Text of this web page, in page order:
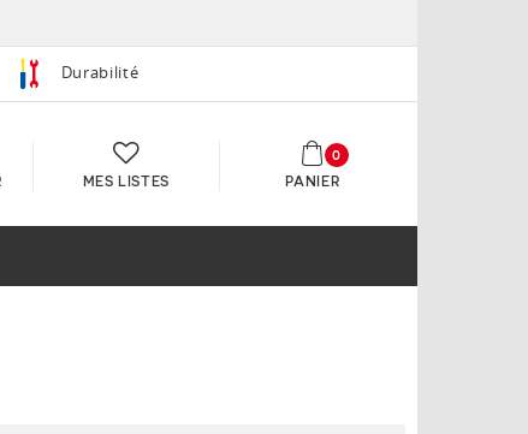
Durabilité
MES LISTES PANIER
0